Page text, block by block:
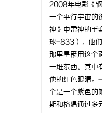
2008年电影《
一个平行宇宙的
神》中雷神的手
球-833），他们
那里星爵用这个
一堆东西。其中
他的红色眼睛
个是一个紫色的
斯和格温通过多